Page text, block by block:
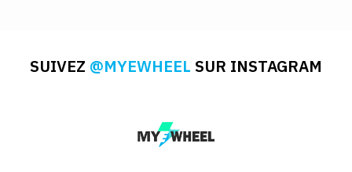
SUIVEZ @MYEWHEEL SUR INSTAGRAM